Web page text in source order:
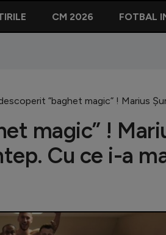
CM 2026 FOTBAL
”baghet magic” ! Marius
magic” !
Cu ce i-a